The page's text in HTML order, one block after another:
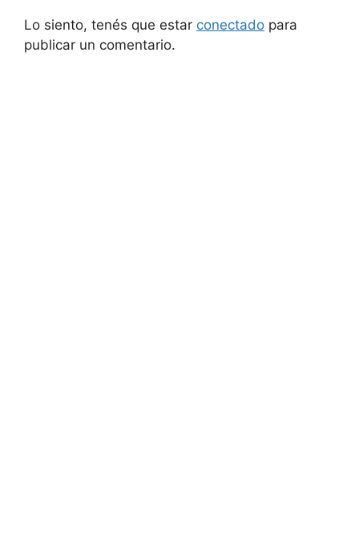
Lo siento, tenés que estar conectado para
publicar un comentario.